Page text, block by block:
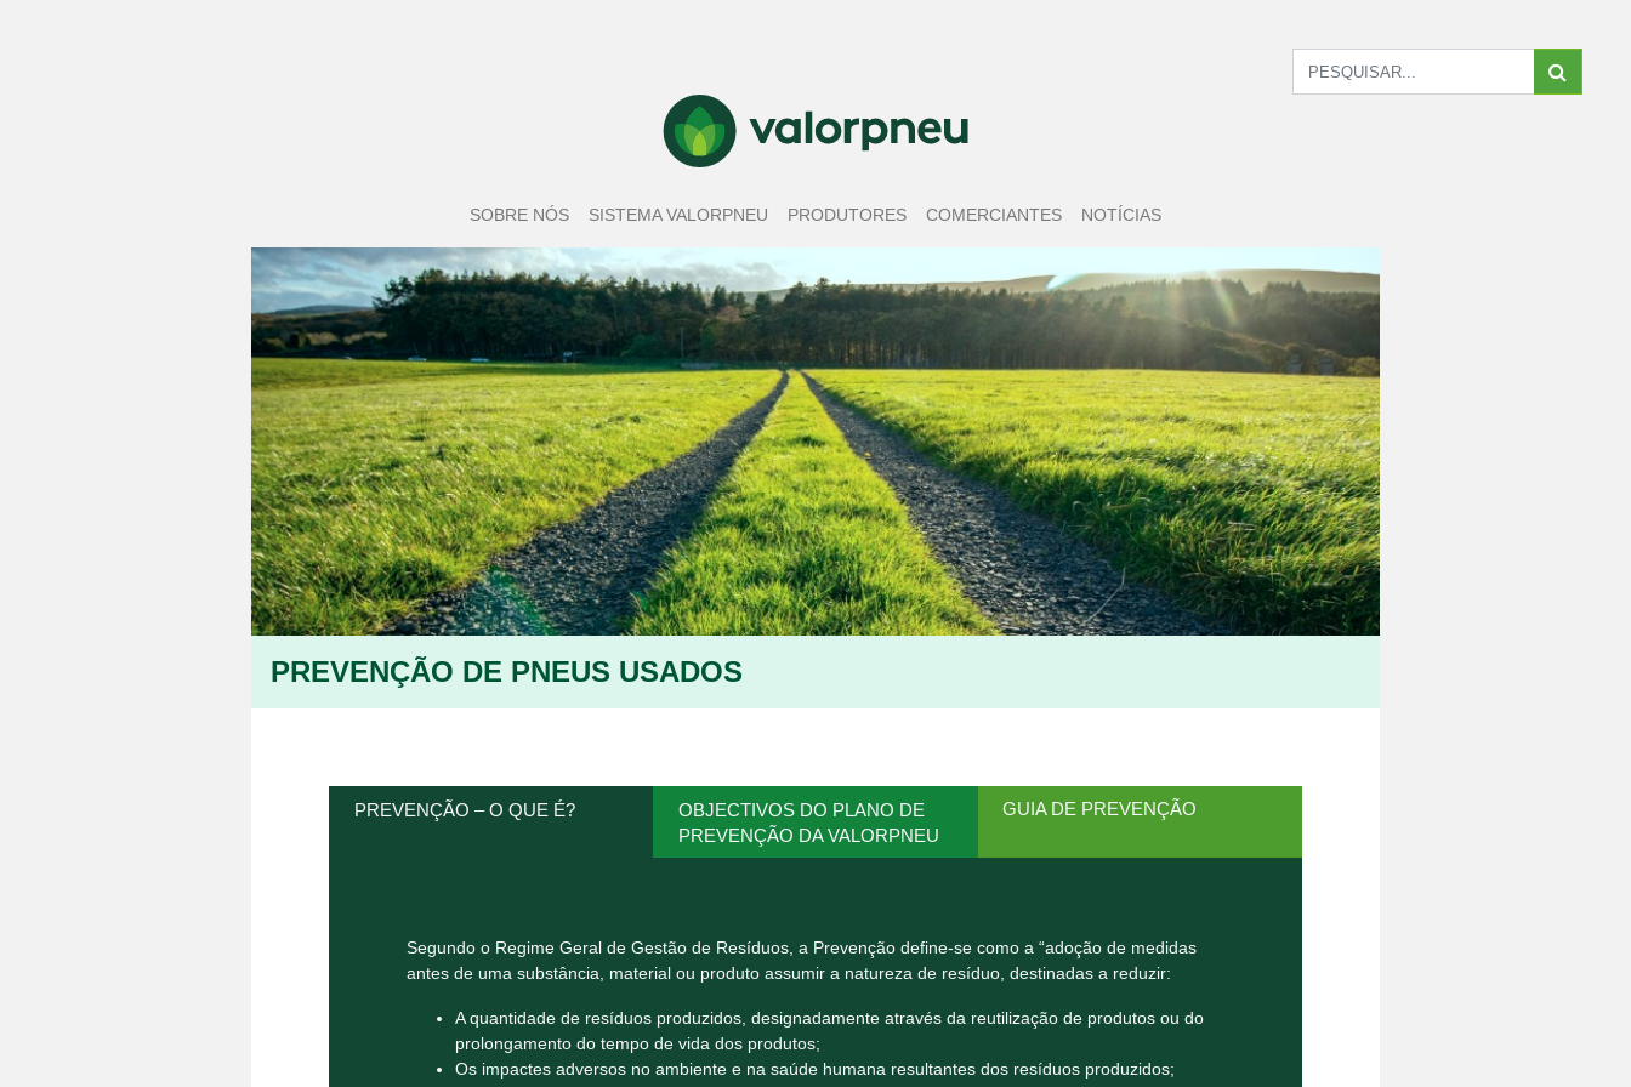
SOBRE NÓS SISTEMA VALORPNEU PRODUTORES COMERCIANTES NOTÍCIAS
PREVENÇÃO DE PNEUS USADOS
PREVENÇÃO – O QUE É?
OBJECTIVOS DO PLANO DE
PREVENÇÃO DA VALORPNEU
GUIA DE PREVENÇÃO
Segundo o Regime Geral de Gestão de Resíduos, a Prevenção define-se como a “adoção de medidas
antes de uma substância, material ou produto assumir a natureza de resíduo, destinadas a reduzir:
A quantidade de resíduos produzidos, designadamente através da reutilização de produtos ou do
prolongamento do tempo de vida dos produtos;
Os impactes adversos no ambiente e na saúde humana resultantes dos resíduos produzidos;